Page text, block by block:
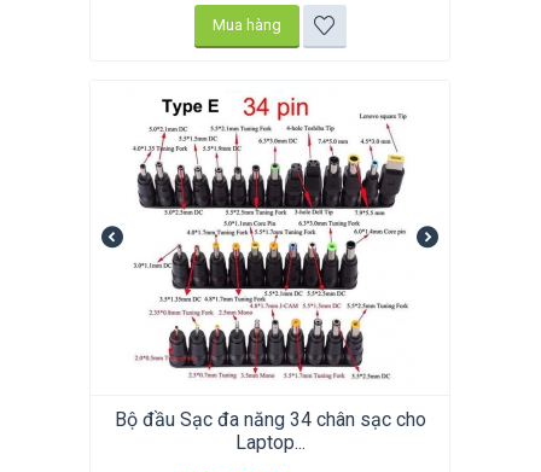
Mua hàng
Bộ đầu Sạc đa năng 34 chân sạc cho
Laptop...